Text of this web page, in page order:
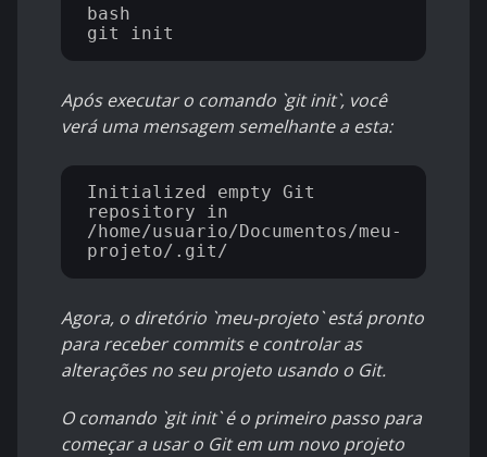
bash
Após executar o comando `git init`, você
verá uma mensagem semelhante a esta:
Initialized empty Git
repository in
/home/usuario/Documentos/meu-
Agora, o diretório `meu-projeto` está pronto
para receber commits e controlar as
alterações no seu projeto usando o Git.
O comando `git init` é o primeiro passo para
começar a usar o Git em um novo projeto